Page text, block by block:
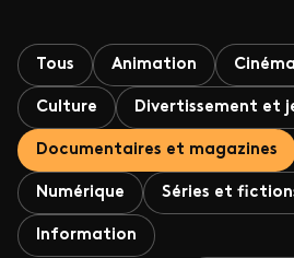
Tous Animation Cinéma
Culture Divertissement et
Documentaires et magazines
Numérique Séries et
Information